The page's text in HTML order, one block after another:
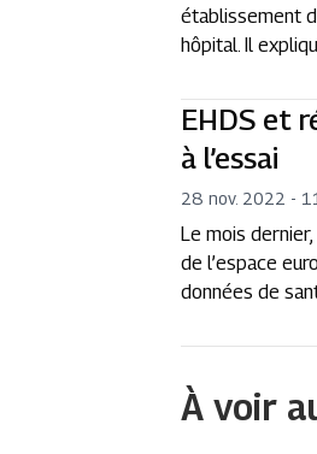
établissement
hôpital. Il
EHDS et
à l’essai
28 nov. 2022 -
Le mois
de l’espace
données de
À voir